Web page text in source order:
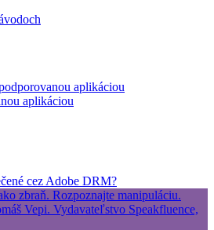
aplikáciou
aplikáciou
cez Adobe DRM?